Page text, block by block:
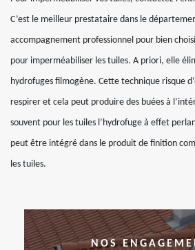
C’est le meilleur prestataire dans le
accompagnement professionnel pour bien
pour imperméabiliser les tuiles. A priori, elle
hydrofuges filmogène. Cette technique risque
respirer et cela peut produire des buées à
souvent pour les tuiles l’hydrofuge à effet
peut être intégré dans le produit de finition
les tuiles.
NOS